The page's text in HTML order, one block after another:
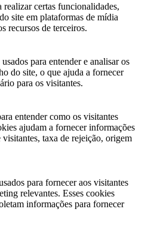
certas funcionalidades,
site em plataformas de mídia
recursos de terceiros.
para entender e analisar os
do site, o que ajuda a fornecer
para os visitantes.
entender como os visitantes
ajudam a fornecer informações
taxa de rejeição, origem
para fornecer aos visitantes
relevantes. Esses cookies
informações para fornecer